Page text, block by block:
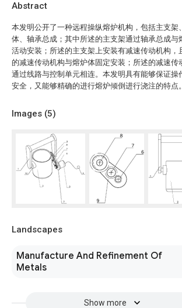
Abstract
本发明公开了一种远程操纵熔炉机构，包括主支架
体、轴承总成；其中所述的主支架通过轴承总成与
活动安装；所述的主支架上安装有减速传动机构，
的减速传动机构与熔炉体固定安装；所述的减速传
通过线路与控制单元相连。本发明具有能够保证操
安全，又能够精确的进行熔炉倾倒进行浇注的特点。
Images (5)
Landscapes
Manufacture And Refinement Of
Metals
Show more